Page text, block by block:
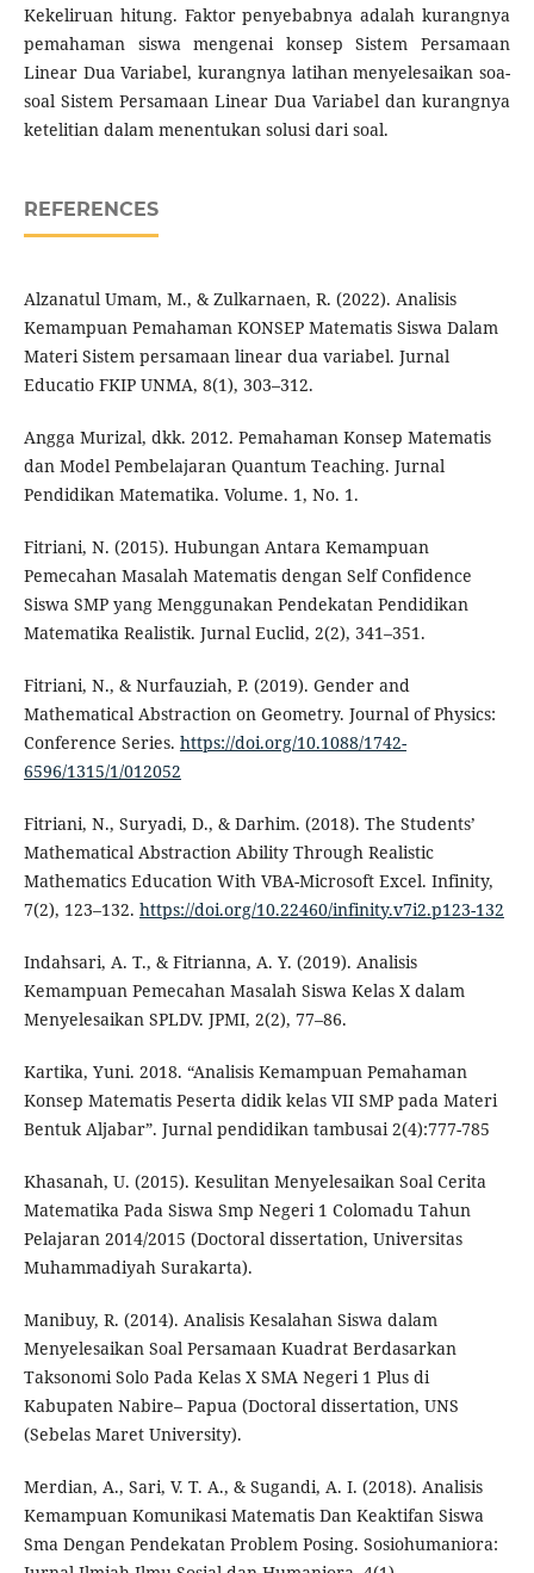
Kekeliruan hitung. Faktor penyebabnya adalah kurangnya
pemahaman siswa mengenai konsep Sistem Persamaan
Linear Dua Variabel, kurangnya latihan menyelesaikan soa-
soal Sistem Persamaan Linear Dua Variabel dan kurangnya
ketelitian dalam menentukan solusi dari soal.
REFERENCES
Alzanatul Umam, M., & Zulkarnaen, R. (2022). Analisis
Kemampuan Pemahaman KONSEP Matematis Siswa Dalam
Materi Sistem persamaan linear dua variabel. Jurnal
Educatio FKIP UNMA, 8(1), 303–312.
Angga Murizal, dkk. 2012. Pemahaman Konsep Matematis
dan Model Pembelajaran Quantum Teaching. Jurnal
Pendidikan Matematika. Volume. 1, No. 1.
Fitriani, N. (2015). Hubungan Antara Kemampuan
Pemecahan Masalah Matematis dengan Self Confidence
Siswa SMP yang Menggunakan Pendekatan Pendidikan
Matematika Realistik. Jurnal Euclid, 2(2), 341–351.
Fitriani, N., & Nurfauziah, P. (2019). Gender and
Mathematical Abstraction on Geometry. Journal of Physics:
Conference Series. https://doi.org/10.1088/1742-
6596/1315/1/012052
Fitriani, N., Suryadi, D., & Darhim. (2018). The Students’
Mathematical Abstraction Ability Through Realistic
Mathematics Education With VBA-Microsoft Excel. Infinity,
7(2), 123–132. https://doi.org/10.22460/infinity.v7i2.p123-132
Indahsari, A. T., & Fitrianna, A. Y. (2019). Analisis
Kemampuan Pemecahan Masalah Siswa Kelas X dalam
Menyelesaikan SPLDV. JPMI, 2(2), 77–86.
Kartika, Yuni. 2018. “Analisis Kemampuan Pemahaman
Konsep Matematis Peserta didik kelas VII SMP pada Materi
Bentuk Aljabar”. Jurnal pendidikan tambusai 2(4):777-785
Khasanah, U. (2015). Kesulitan Menyelesaikan Soal Cerita
Matematika Pada Siswa Smp Negeri 1 Colomadu Tahun
Pelajaran 2014/2015 (Doctoral dissertation, Universitas
Muhammadiyah Surakarta).
Manibuy, R. (2014). Analisis Kesalahan Siswa dalam
Menyelesaikan Soal Persamaan Kuadrat Berdasarkan
Taksonomi Solo Pada Kelas X SMA Negeri 1 Plus di
Kabupaten Nabire– Papua (Doctoral dissertation, UNS
(Sebelas Maret University).
Merdian, A., Sari, V. T. A., & Sugandi, A. I. (2018). Analisis
Kemampuan Komunikasi Matematis Dan Keaktifan Siswa
Sma Dengan Pendekatan Problem Posing. Sosiohumaniora: